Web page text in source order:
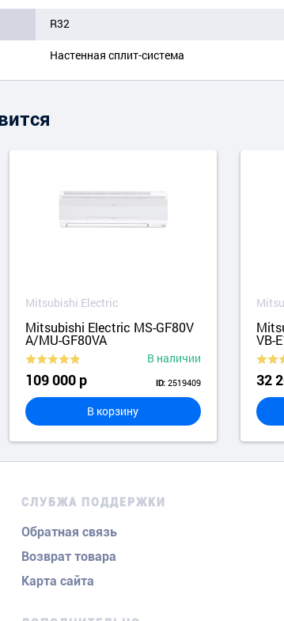
R32
Настенная сплит-система
Mitsubishi Electric
Mitsubishi Electric MS-GF80V
A/MU-GF80VA
В наличии
109 000 р ID: 2519409
В корзину
VB-
32
СЛУБЖА ПОДДЕРЖКИ
Обратная связь
Возврат товара
Карта сайта